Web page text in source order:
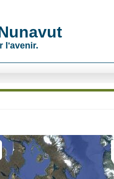
l'avenir.